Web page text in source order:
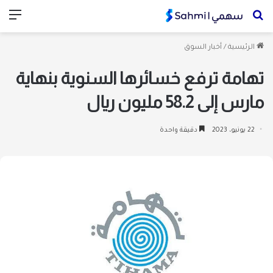
بحث
عن
الرئيسية / أخبار السوق
تهامة ترفع خسائرها السنوية بنهاية
مارس إلى 58.2 مليون ريال
22 يونيو، 2023 دقيقة واحدة